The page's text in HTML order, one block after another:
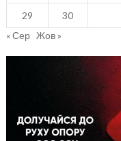
29
30
« Сер Жов »